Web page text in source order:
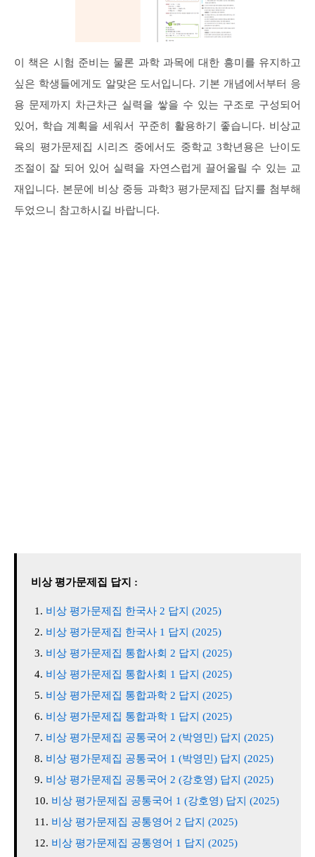
이 책은 시험 준비는 물론 과학 과목에 대한 흥미를 유지하고
싶은 학생들에게도 알맞은 도서입니다. 기본 개념에서부터 응
용 문제까지 차근차근 실력을 쌓을 수 있는 구조로 구성되어
있어, 학습 계획을 세워서 꾸준히 활용하기 좋습니다. 비상교
육의 평가문제집 시리즈 중에서도 중학교 3학년용은 난이도
조절이 잘 되어 있어 실력을 자연스럽게 끌어올릴 수 있는 교
재입니다. 본문에 비상 중등 과학3 평가문제집 답지를 첨부해
두었으니 참고하시길 바랍니다.
비상 평가문제집 답지 :
비상 평가문제집 한국사 2 답지 (2025)
비상 평가문제집 한국사 1 답지 (2025)
비상 평가문제집 통합사회 2 답지 (2025)
비상 평가문제집 통합사회 1 답지 (2025)
비상 평가문제집 통합과학 2 답지 (2025)
비상 평가문제집 통합과학 1 답지 (2025)
비상 평가문제집 공통국어 2 (박영민) 답지 (2025)
비상 평가문제집 공통국어 1 (박영민) 답지 (2025)
비상 평가문제집 공통국어 2 (강호영) 답지 (2025)
비상 평가문제집 공통국어 1 (강호영) 답지 (2025)
비상 평가문제집 공통영어 2 답지 (2025)
비상 평가문제집 공통영어 1 답지 (2025)